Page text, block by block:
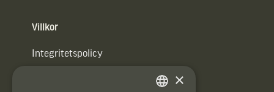
Villkor
Integritetspolicy
×